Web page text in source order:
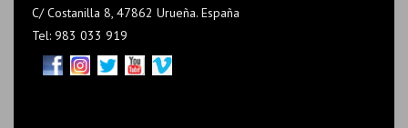
C/ Costanilla 8, 47862 Urueña. España
Tel: 983 033 919